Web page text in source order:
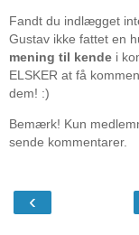
Fandt du indlægget
Gustav ikke fattet en
mening til kende i
ELSKER at få
dem! :)
Bemærk! Kun
sende kommentarer.
‹